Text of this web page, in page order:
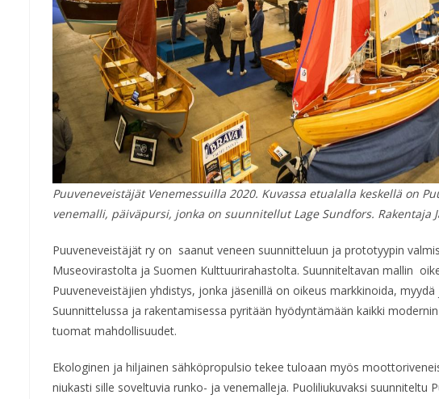
Puuveneveistäjät Venemessuilla 2020. Kuvassa etualalla keskellä on
venemalli, päiväpursi, jonka on suunnitellut Lage Sundfors. Rakentaja
Puuveneveistäjät ry on saanut veneen suunnitteluun ja prototyypin
Museovirastolta ja Suomen Kulttuurirahastolta. Suunniteltavan mallin
Puuveneveistäjien yhdistys, jonka jäsenillä on oikeus markkinoida,
Suunnittelussa ja rakentamisessa pyritään hyödyntämään kaikki
tuomat mahdollisuudet.
Ekologinen ja hiljainen sähköpropulsio tekee tuloaan myös
niukasti sille soveltuvia runko- ja venemalleja. Puoliliukuvaksi suunniteltu